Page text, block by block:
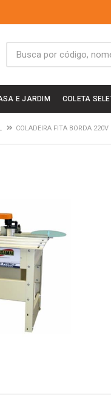
E JARDIM COLETA
COLADEIRA FITA BORDA